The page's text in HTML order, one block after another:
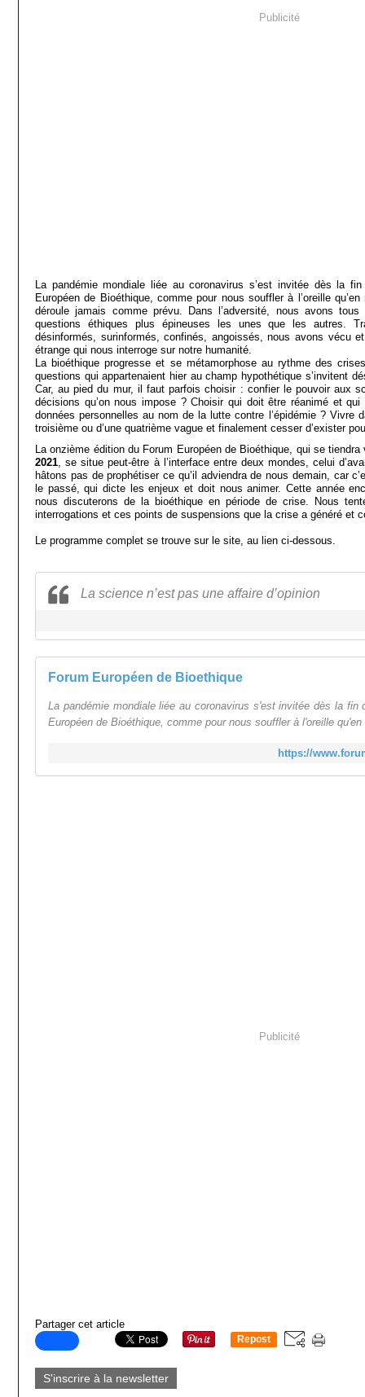
Publicité
La pandémie mondiale liée au coronavirus s’est invitée dès la
Européen de Bioéthique, comme pour nous souffler à l’oreille
déroule jamais comme prévu. Dans l’adversité, nous avons tous
questions éthiques plus épineuses les unes que les autres.
désinformés, surinformés, confinés, angoissés, nous avons vécu
étrange qui nous interroge sur notre humanité.
La bioéthique progresse et se métamorphose au rythme des
questions qui appartenaient hier au champ hypothétique s’invitent
Car, au pied du mur, il faut parfois choisir : confier le pouvoir aux
décisions qu’on nous impose ? Choisir qui doit être réanimé et
données personnelles au nom de la lutte contre l’épidémie ? Vivre
troisième ou d’une quatrième vague et finalement cesser d’exister
La onzième édition du Forum Européen de Bioéthique, qui se
2021, se situe peut-être à l’interface entre deux mondes, celui
hâtons pas de prophétiser ce qu’il adviendra de nous demain, car
le passé, qui dicte les enjeux et doit nous animer. Cette année
nous discuterons de la bioéthique en période de crise. Nous
interrogations et ces points de suspensions que la crise a généré et
Le programme complet se trouve sur le site, au lien ci-dessous.
La science n’est pas une affaire d’opinion
Forum Européen de Bioethique
La pandémie mondiale liée au coronavirus s'est invitée dès la fin
Européen de Bioéthique, comme pour nous souffler à l'oreille
https://
Publicité
Partager cet article
Repost
S'inscrire à la newsletter